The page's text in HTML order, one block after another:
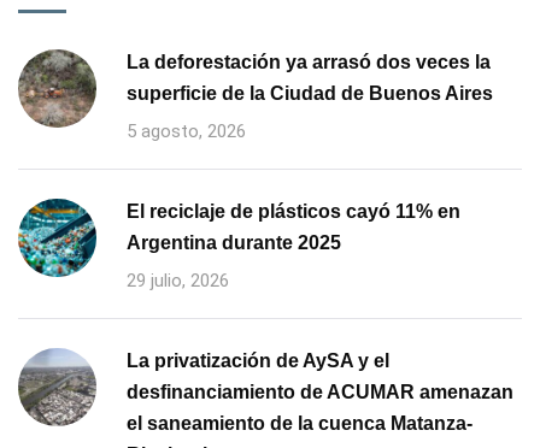
La deforestación ya arrasó dos veces la
superficie de la Ciudad de Buenos Aires
5 agosto, 2026
El reciclaje de plásticos cayó 11% en
Argentina durante 2025
29 julio, 2026
La privatización de AySA y el
desfinanciamiento de ACUMAR amenazan
el saneamiento de la cuenca Matanza-